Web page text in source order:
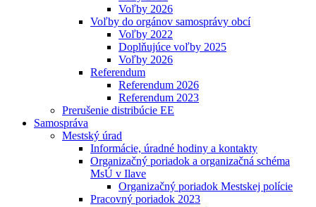
Voľby 2026
Voľby do orgánov samosprávy obcí
Voľby 2022
Doplňujúce voľby 2025
Voľby 2026
Referendum
Referendum 2026
Referendum 2023
Prerušenie distribúcie EE
Samospráva
Mestský úrad
Informácie, úradné hodiny a kontakty
Organizačný poriadok a organizačná schéma
MsÚ v Ilave
Organizačný poriadok Mestskej polície
Pracovný poriadok 2023